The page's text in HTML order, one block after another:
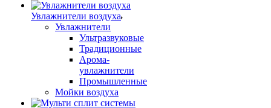
Увлажнители воздуха
Увлажнители
Ультразвуковые
Традиционные
Арома-
увлажнители
Промышленные
Мойки воздуха